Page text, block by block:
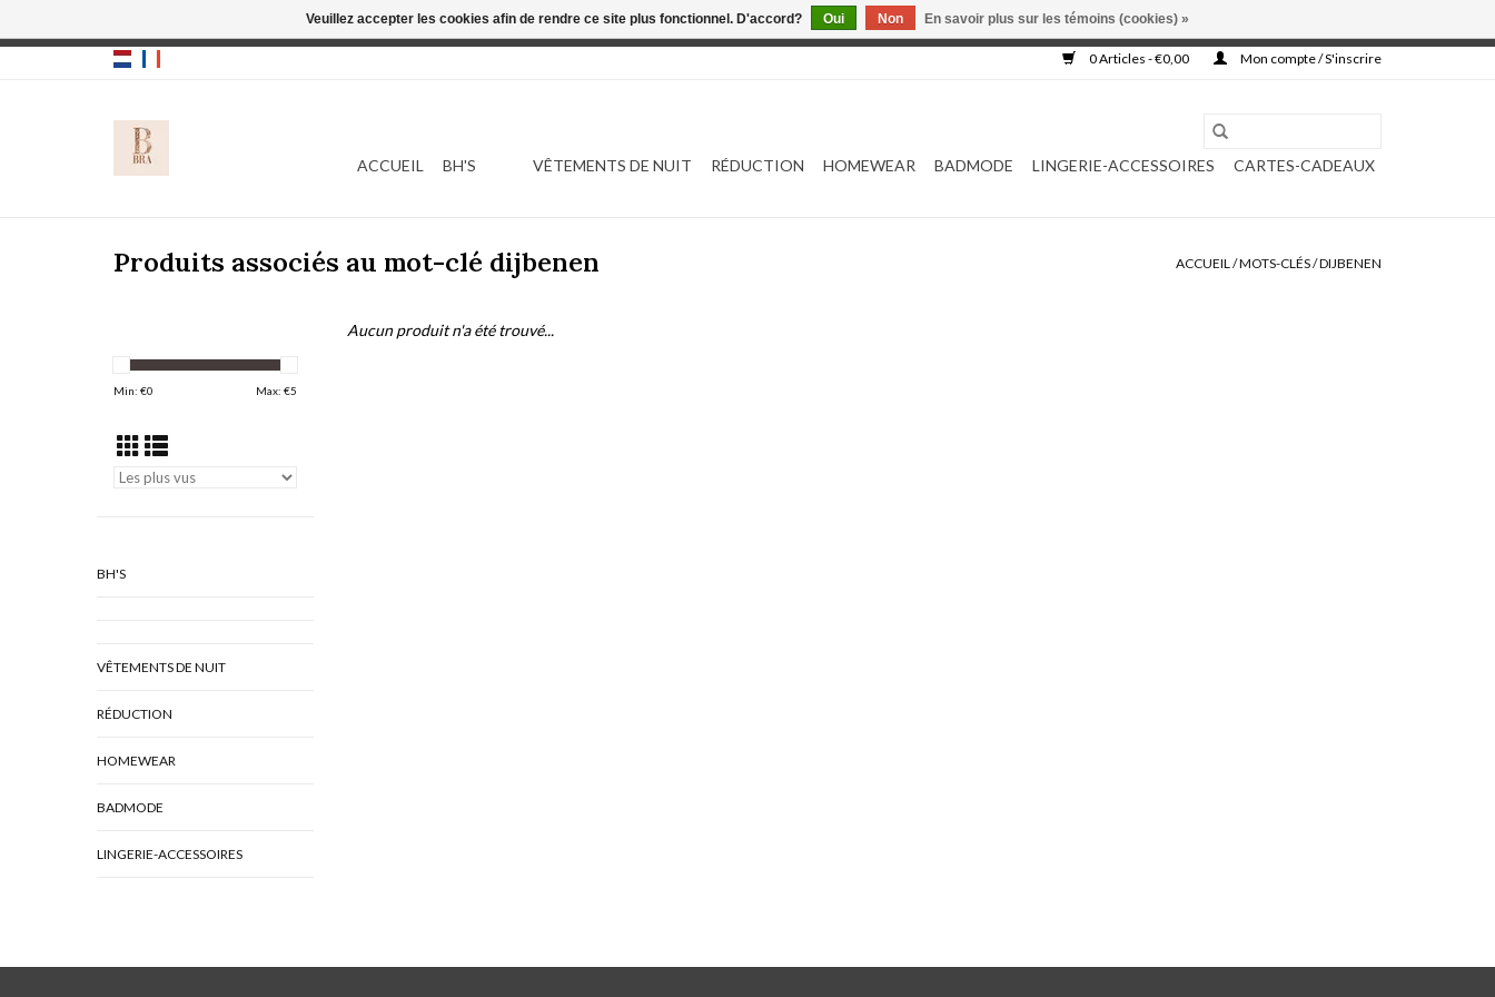
0 Articles - €0,00 Mon compte / S'inscrire
ACCUEIL BH'S VÊTEMENTS DE NUIT RÉDUCTION HOMEWEAR BADMODE LINGERIE-ACCESSOIRES CARTES-CADEAUX
Produits associés au mot-clé dijbenen ACCUEIL/MOTS-CLÉS/DIJBENEN
Min: €0 Max: €5
BH'S
VÊTEMENTS DE NUIT
RÉDUCTION
HOMEWEAR
BADMODE
LINGERIE-ACCESSOIRES
Aucun produit n'a été trouvé...
Veuillez accepter les cookies afin de rendre ce site plus fonctionnel. D'accord? Oui Non En savoir plus sur les témoins (cookies) »
Cette boutique est en construction. Toute commande passée ne sera ni traitée, ni complétée.